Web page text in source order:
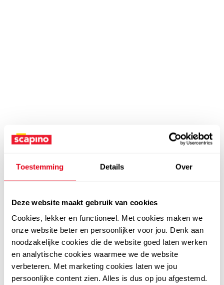
Toestemming Details Over
Deze website maakt gebruik van cookies
Cookies, lekker en functioneel. Met cookies maken we
onze website beter en persoonlijker voor jou. Denk aan
noodzakelijke cookies die de website goed laten werken
en analytische cookies waarmee we de website
verbeteren. Met marketing cookies laten we jou
persoonlijke content zien. Alles is dus op jou afgestemd.